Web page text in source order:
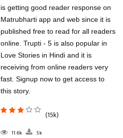
is getting good reader response on
Matrubharti app and web since it is
published free to read for all readers
online. Trupti - 5 is also popular in
Love Stories in Hindi and it is
receiving from online readers very
fast. Signup now to get access to
this story.
(15k)
11.6k 5k